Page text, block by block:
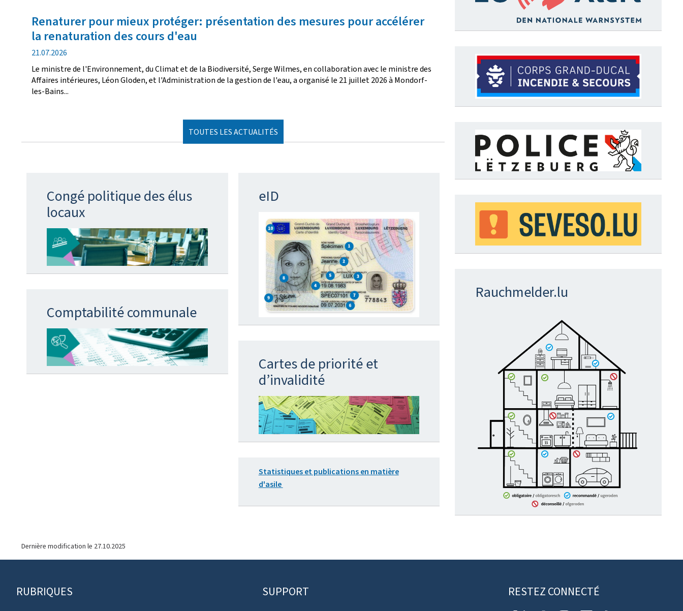
Renaturer pour mieux protéger: présentation des mesures pour accélérer
la renaturation des cours d'eau
date
de
publication
21.07.2026
Le ministre de l'Environnement, du Climat et de la Biodiversité, Serge Wilmes, en collaboration avec le ministre des
Affaires intérieures, Léon Gloden, et l'Administration de la gestion de l'eau, a organisé le 21 juillet 2026 à Mondorf-
les-Bains...
TOUTES LES ACTUALITÉS
Congé politique des élus
locaux
Comptabilité communale
eID
Cartes de priorité et
d’invalidité
Statistiques et publications en matière
d'asile
Rauchmelder.lu
Dernière modification le 27.10.2025
Pied
RUBRIQUES SUPPORT RESTEZ CONNECTÉ